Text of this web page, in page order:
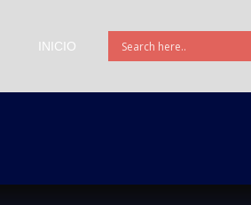
INICIO